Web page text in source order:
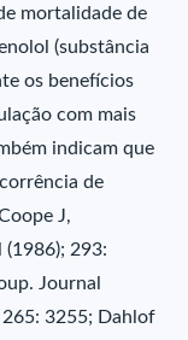
mortalidade de
(substância
os benefícios
com mais
indicam que
de
J,
293:
Journal
3255; Dahlof